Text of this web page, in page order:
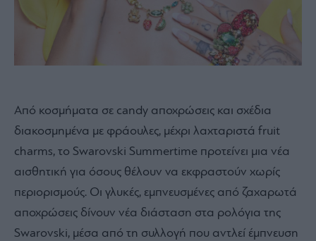
Από κοσμήματα σε candy αποχρώσεις και σχέδια
διακοσμημένα με φράουλες, μέχρι λαχταριστά fruit
charms, το Swarovski Summertime προτείνει μια νέα
αισθητική για όσους θέλουν να εκφραστούν χωρίς
περιορισμούς. Οι γλυκές, εμπνευσμένες από ζαχαρωτά
αποχρώσεις δίνουν νέα διάσταση στα ρολόγια της
Swarovski, μέσα από τη συλλογή που αντλεί έμπνευση